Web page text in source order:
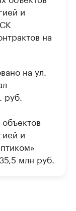
и
на
на ул.
руб.
и
млн руб.